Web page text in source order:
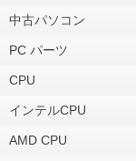
中古パソコン
PC パーツ
CPU
インテルCPU
AMD CPU